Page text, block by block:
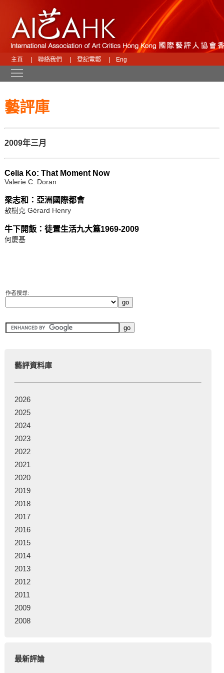
主頁 聯絡我們 登記電郵 Eng
藝評庫
2009年三月
Celia Ko: That Moment Now
Valerie C. Doran
梁志和：亞洲國際都會
敖樹克 Gérard Henry
牛下開飯：徒置生活九大簋1969-2009
何慶基
作者搜尋:
藝評資料庫
2026
2025
2024
2023
2022
2021
2020
2019
2018
2017
2016
2015
2014
2013
2012
2011
2009
2008
最新評論